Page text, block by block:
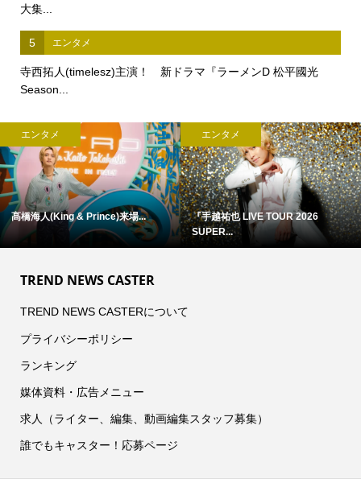
大集...
5 エンタメ
寺西拓人(timelesz)主演！ 新ドラマ『ラーメンD 松平國光
Season...
エンタメ
髙橋海人(King & Prince)来場...
エンタメ
『手越祐也 LIVE TOUR 2026
SUPER...
TREND NEWS CASTER
TREND NEWS CASTERについて
プライバシーポリシー
ランキング
媒体資料・広告メニュー
求人（ライター、編集、動画編集スタッフ募集）
誰でもキャスター！応募ページ